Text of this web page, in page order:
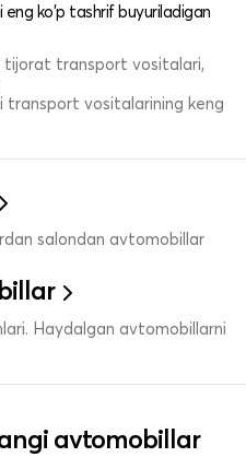
ko'p tashrif buyuriladigan
tijorat transport vositalari,
vositalarining keng
salondan avtomobillar
Haydalgan avtomobillarni
avtomobillar